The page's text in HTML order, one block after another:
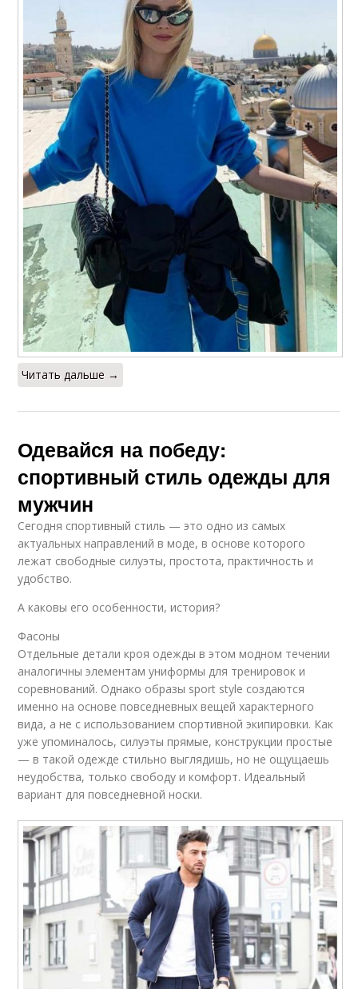
Читать дальше →
Одевайся на победу:
спортивный стиль одежды для
мужчин
Сегодня спортивный стиль — это одно из самых
актуальных направлений в моде, в основе которого
лежат свободные силуэты, простота, практичность и
удобство.
А каковы его особенности, история?
Фасоны
Отдельные детали кроя одежды в этом модном течении
аналогичны элементам униформы для тренировок и
соревнований. Однако образы sport style создаются
именно на основе повседневных вещей характерного
вида, а не с использованием спортивной экипировки. Как
уже упоминалось, силуэты прямые, конструкции простые
— в такой одежде стильно выглядишь, но не ощущаешь
неудобства, только свободу и комфорт. Идеальный
вариант для повседневной носки.